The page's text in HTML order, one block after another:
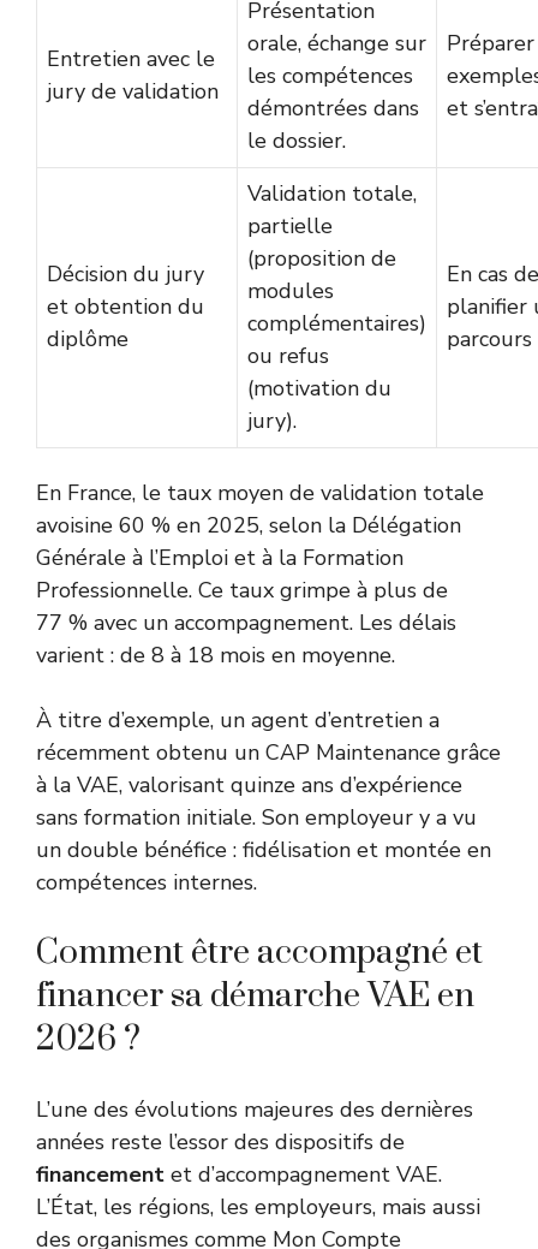
Entretien avec le
jury de validation
Présentation
orale, échange sur
les compétences
démontrées dans
le dossier.
et
Décision du jury
et obtention du
diplôme
Validation totale,
partielle
(proposition de
modules
complémentaires)
ou refus
(motivation du
jury).
En cas
planifier
En France, le taux moyen de validation totale
avoisine 60 % en 2025, selon la Délégation
Générale à l’Emploi et à la Formation
Professionnelle. Ce taux grimpe à plus de
77 % avec un accompagnement. Les délais
varient : de 8 à 18 mois en moyenne.
À titre d’exemple, un agent d’entretien a
récemment obtenu un CAP Maintenance grâce
à la VAE, valorisant quinze ans d’expérience
sans formation initiale. Son employeur y a vu
un double bénéfice : fidélisation et montée en
compétences internes.
Comment être accompagné et
financer sa démarche VAE en
2026 ?
L’une des évolutions majeures des dernières
années reste l’essor des dispositifs de
financement et d’accompagnement VAE.
L’État, les régions, les employeurs, mais aussi
des organismes comme Mon Compte